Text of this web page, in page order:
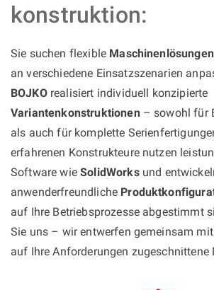
konstruktion:
Sie suchen flexible Maschinenlösungen
an verschiedene Einsatzszenarien
BOJKOrealisiert individuell konzipierte
Variantenkonstruktionen– sowohl für
als auch für komplette
erfahrenen Konstrukteure nutzen
Software wieSolidWorksund
anwenderfreundliche
auf Ihre Betriebsprozesse abgestimmt
Sie uns – wir entwerfen gemeinsam
auf Ihre Anforderungen zugeschnittene